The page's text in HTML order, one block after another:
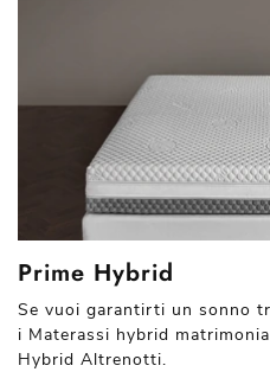
Prime Hybrid
Se vuoi garantirti un sonno
i Materassi hybrid
Hybrid Altrenotti.